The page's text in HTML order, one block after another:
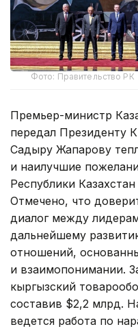
Фото: Правительство РК
Премьер-министр
передал Президенту
Садыру Жапарову
и наилучшие
Республики
Отмечено, что
диалог между
дальнейшему
отношений,
и взаимопонимании.
кыргызский
составив $2,2 млрд.
ведется работа по